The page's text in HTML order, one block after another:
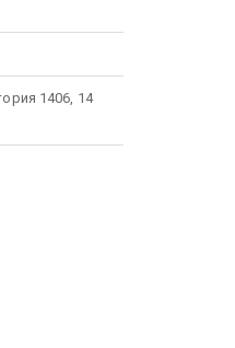
1406, 14